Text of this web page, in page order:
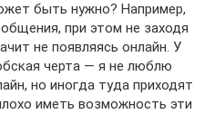
быть нужно? Например,
при этом не заходя
не появляясь онлайн. У
черта — я не люблю
но иногда туда приходят
иметь возможность эти